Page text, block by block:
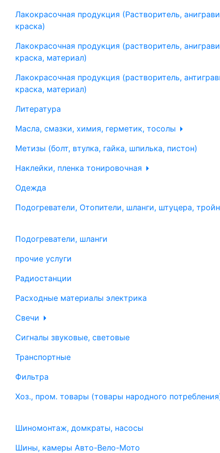
Лакокрасочная продукция (Растворитель,
краска)
Лакокрасочная продукция (растворитель,
краска, материал)
Лакокрасочная продукция (растворитель,
краска, материал)
Литература
Масла, смазки, химия, герметик, тосолы
Метизы (болт, втулка, гайка, шпилька, пистон)
Наклейки, пленка тонировочная
Одежда
Подогреватели, Отопители, шланги, штуцера,
Подогреватели, шланги
прочие услуги
Радиостанции
Расходные материалы электрика
Свечи
Сигналы звуковые, световые
Транспортные
Фильтра
Хоз., пром. товары (товары народного
Шиномонтаж, домкраты, насосы
Шины, камеры Авто-Вело-Мото